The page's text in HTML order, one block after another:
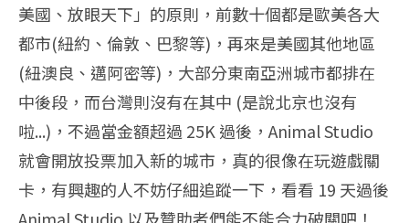
美國、放眼天下」的原則，前數十個都是歐美各大
都市(紐約、倫敦、巴黎等)，再來是美國其他地區
(紐澳良、邁阿密等)，大部分東南亞洲城市都排在
中後段，而台灣則沒有在其中 (是說北京也沒有
啦...)，不過當金額超過 25K 過後，Animal Studio
就會開放投票加入新的城市，真的很像在玩遊戲關
卡，有興趣的人不妨仔細追蹤一下，看看 19 天過後
Animal Studio 以及贊助者們能不能合力破關吧！